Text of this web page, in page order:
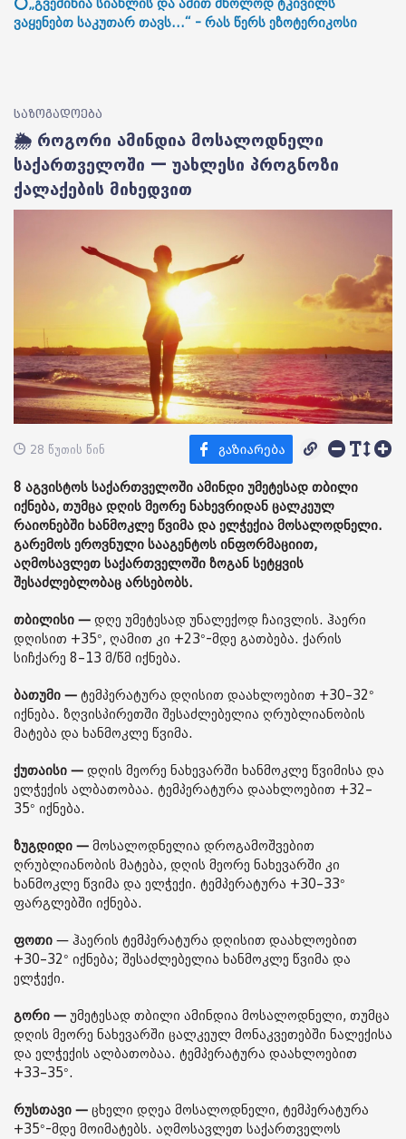
⭕„გვეშინია სიახლის და ამით მხოლოდ ტკივილს
ვაყენებთ საკუთარ თავს...“ - რას წერს ეზოტერიკოსი
საზოგადოება
🌦️ როგორი ამინდია მოსალოდნელი
საქართველოში — უახლესი პროგნოზი
ქალაქების მიხედვით
28 წუთის წინ
8 აგვისტოს საქართველოში ამინდი უმეტესად თბილი
იქნება, თუმცა დღის მეორე ნახევრიდან ცალკეულ
რაიონებში ხანმოკლე წვიმა და ელჭექია მოსალოდნელი.
გარემოს ეროვნული სააგენტოს ინფორმაციით,
აღმოსავლეთ საქართველოში ზოგან სეტყვის
შესაძლებლობაც არსებობს.
თბილისი — დღე უმეტესად უნალექოდ ჩაივლის. ჰაერი
დღისით +35°, ღამით კი +23°-მდე გათბება. ქარის
სიჩქარე 8–13 მ/წმ იქნება.
ბათუმი — ტემპერატურა დღისით დაახლოებით +30–32°
იქნება. ზღვისპირეთში შესაძლებელია ღრუბლიანობის
მატება და ხანმოკლე წვიმა.
ქუთაისი — დღის მეორე ნახევარში ხანმოკლე წვიმისა და
ელჭექის ალბათობაა. ტემპერატურა დაახლოებით +32–
35° იქნება.
ზუგდიდი — მოსალოდნელია დროგამოშვებით
ღრუბლიანობის მატება, დღის მეორე ნახევარში კი
ხანმოკლე წვიმა და ელჭექი. ტემპერატურა +30–33°
ფარგლებში იქნება.
ფოთი — ჰაერის ტემპერატურა დღისით დაახლოებით
+30–32° იქნება; შესაძლებელია ხანმოკლე წვიმა და
ელჭექი.
გორი — უმეტესად თბილი ამინდია მოსალოდნელი, თუმცა
დღის მეორე ნახევარში ცალკეულ მონაკვეთებში ნალექისა
და ელჭექის ალბათობაა. ტემპერატურა დაახლოებით
+33–35°.
რუსთავი — ცხელი დღეა მოსალოდნელი, ტემპერატურა
+35°-მდე მოიმატებს. აღმოსავლეთ საქართველოს